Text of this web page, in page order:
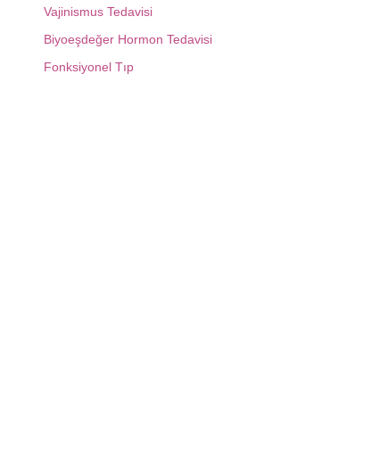
Vajinismus Tedavisi
Biyoeşdeğer Hormon Tedavisi
Fonksiyonel Tıp